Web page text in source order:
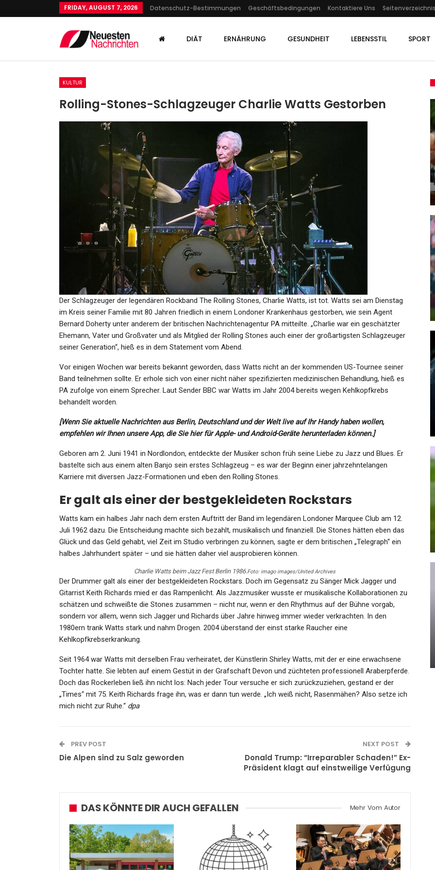
FRIDAY, AUGUST 7, 2026 Datenschutz-Bestimmungen Geschäftsbedingungen Kontaktiere Uns Seitenverzeichnis
DIÄT ERNÄHRUNG GESUNDHEIT LEBENSSTIL SPORT
KULTUR
Rolling-Stones-Schlagzeuger Charlie Watts Gestorben
Der Schlagzeuger der legendären Rockband The Rolling Stones, Charlie Watts, ist tot. Watts sei am Dienstag
im Kreis seiner Familie mit 80 Jahren friedlich in einem Londoner Krankenhaus gestorben, wie sein Agent
Bernard Doherty unter anderem der britischen Nachrichtenagentur PA mitteilte. „Charlie war ein geschätzter
Ehemann, Vater und Großvater und als Mitglied der Rolling Stones auch einer der großartigsten Schlagzeuger
seiner Generation“, hieß es in dem Statement vom Abend.
Vor einigen Wochen war bereits bekannt geworden, dass Watts nicht an der kommenden US-Tournee seiner
Band teilnehmen sollte. Er erhole sich von einer nicht näher spezifizierten medizinischen Behandlung, hieß es
PA zufolge von einem Sprecher. Laut Sender BBC war Watts im Jahr 2004 bereits wegen Kehlkopfkrebs
behandelt worden.
[Wenn Sie aktuelle Nachrichten aus Berlin, Deutschland und der Welt live auf Ihr Handy haben wollen,
empfehlen wir Ihnen unsere App, die Sie hier für Apple- und Android-Geräte herunterladen können.]
Geboren am 2. Juni 1941 in Nordlondon, entdeckte der Musiker schon früh seine Liebe zu Jazz und Blues. Er
bastelte sich aus einem alten Banjo sein erstes Schlagzeug – es war der Beginn einer jahrzehntelangen
Karriere mit diversen Jazz-Formationen und eben den Rolling Stones.
Er galt als einer der bestgekleideten Rockstars
Watts kam ein halbes Jahr nach dem ersten Auftritt der Band im legendären Londoner Marquee Club am 12.
Juli 1962 dazu. Die Entscheidung machte sich bezahlt, musikalisch und finanziell. Die Stones hätten eben das
Glück und das Geld gehabt, viel Zeit im Studio verbringen zu können, sagte er dem britischen „Telegraph“ ein
halbes Jahrhundert später – und sie hätten daher viel ausprobieren können.
Charlie Watts beim Jazz Fest Berlin 1986.Foto: imago images/United Archives
Der Drummer galt als einer der bestgekleideten Rockstars. Doch im Gegensatz zu Sänger Mick Jagger und
Gitarrist Keith Richards mied er das Rampenlicht. Als Jazzmusiker wusste er musikalische Kollaborationen zu
schätzen und schweißte die Stones zusammen – nicht nur, wenn er den Rhythmus auf der Bühne vorgab,
sondern vor allem, wenn sich Jagger und Richards über Jahre hinweg immer wieder verkrachten. In den
1980ern trank Watts stark und nahm Drogen. 2004 überstand der einst starke Raucher eine
Kehlkopfkrebserkrankung.
Seit 1964 war Watts mit derselben Frau verheiratet, der Künstlerin Shirley Watts, mit der er eine erwachsene
Tochter hatte. Sie lebten auf einem Gestüt in der Grafschaft Devon und züchteten professionell Araberpferde.
Doch das Rockerleben ließ ihn nicht los: Nach jeder Tour versuche er sich zurückzuziehen, gestand er der
„Times“ mit 75. Keith Richards frage ihn, was er dann tun werde. „Ich weiß nicht, Rasenmähen? Also setze ich
mich nicht zur Ruhe.“ dpa
PREV POST
Die Alpen sind zu Salz geworden
NEXT POST
Donald Trump: “Irreparabler Schaden!” Ex-
Präsident klagt auf einstweilige Verfügung
DAS KÖNNTE DIR AUCH GEFALLEN Mehr Vom Autor
Die Welt Am Abgrund
Admin Oct 11, 2021
SPORT
Schach-Weltmeister Magnus
Carlsen Verzichtet Auf…
Admin
GlücksSpirale Am Samstag – 4
€ Rabatt Sichern: 10.000 €…
Admin Jul 16, 2021
Die 80er Im Kino – Und Das
Beste Von Heute
Admin Jun 13, 2021
GESUNDHEIT
Mark Knittle: Monster-
Thunfisch Zerrt Angler Von
Bord! Netz…
Das Ohr Der Philharmoniker
Admin
SPORT
Die Eisbären Überrollen
Mannheim Im Zweiten
Halbfinalspiel
Admin
Spiele In Paris:
„Hammermäßig“: Wieder
Admin Sep 3, 2024
Afghanistan: 3 Verletzte Bei
Brand In Waisenhaus In…
Admin May 30, 2025
GESUNDHEIT
Bluttat In Dänemark: 3